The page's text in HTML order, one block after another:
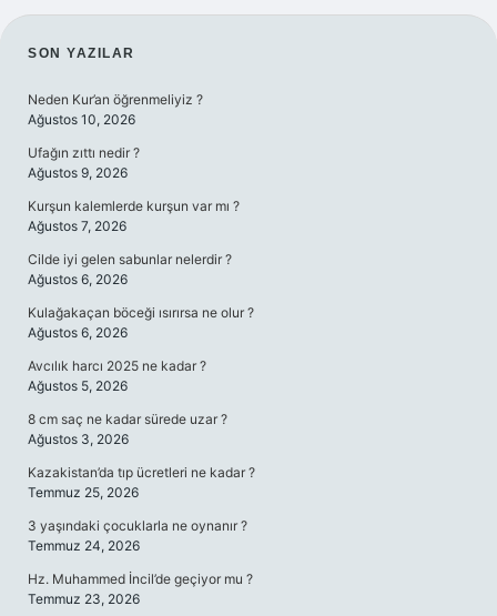
SIDEBAR
SON YAZILAR
Neden Kur’an öğrenmeliyiz ?
Ağustos 10, 2026
Ufağın zıttı nedir ?
Ağustos 9, 2026
Kurşun kalemlerde kurşun var mı ?
Ağustos 7, 2026
Cilde iyi gelen sabunlar nelerdir ?
Ağustos 6, 2026
Kulağakaçan böceği ısırırsa ne olur ?
Ağustos 6, 2026
Avcılık harcı 2025 ne kadar ?
Ağustos 5, 2026
8 cm saç ne kadar sürede uzar ?
Ağustos 3, 2026
Kazakistan’da tıp ücretleri ne kadar ?
Temmuz 25, 2026
3 yaşındaki çocuklarla ne oynanır ?
Temmuz 24, 2026
Hz. Muhammed İncil’de geçiyor mu ?
Temmuz 23, 2026